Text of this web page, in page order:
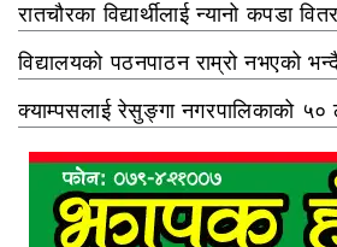
रातचौरका विद्यार्थीलाई न्यानो कपडा
विद्यालयको पठनपाठन राम्रो नभएको
क्याम्पसलाई रेसुङ्गा नगरपालिकाको